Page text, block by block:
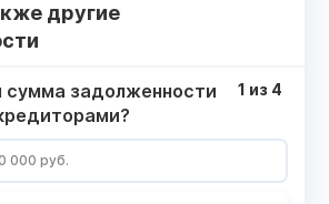
другие
сумма задолженности
000 руб.
1 из 4